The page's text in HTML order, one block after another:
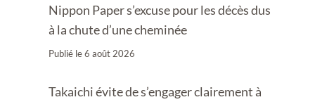
Nippon Paper s’excuse pour les décès dus
à la chute d’une cheminée
Publié le6 août 2026
Takaichi évite de s’engager clairement à